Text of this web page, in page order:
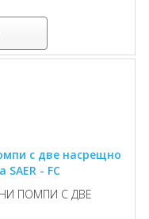
с две насрещно
- FC
ПОМПИ С ДВЕ